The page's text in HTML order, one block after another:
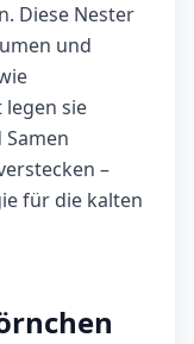
Diese Nester
und
sie
–
für die kalten